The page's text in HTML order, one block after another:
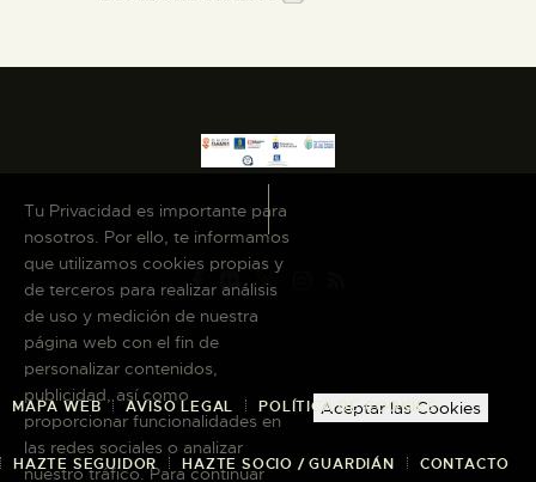
MAPA WEB AVISO LEGAL POLÍTICA DE COOKIES
HAZTE SEGUIDOR HAZTE SOCIO / GUARDIÁN CONTACTO
Tu Privacidad es importante para
nosotros. Por ello, te informamos
que utilizamos cookies propias y
de terceros para realizar análisis
de uso y medición de nuestra
página web con el fin de
personalizar contenidos,
publicidad, así como
proporcionar funcionalidades en
las redes sociales o analizar
nuestro tráfico. Para continuar
Aceptar las Cookies